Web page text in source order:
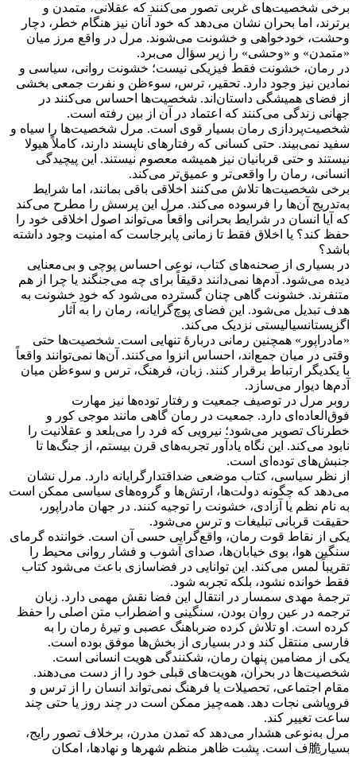
برخی شخصیت‌های غربی تصور می‌کنند که عقلانی، متمدن و
برترند، اما بحران نشان می‌دهد که خود آنان نیز هنگام خطر، دچار
وحشت، خودخواهی و خشونت می‌شوند. مرل در واقع مرز میان
«متمدن» و «وحشی» را زیر سؤال می‌برد.
در رمان، خشونت فقط فیزیکی نیست؛ خشونت روانی، سیاسی و
نمادین نیز وجود دارد. تحقیر، ترس، سوءظن و نفرت جمعی بخشی
از فضای همیشگی داستان‌اند. شخصیت‌ها احساس می‌کنند در
جهانی زندگی می‌کنند که اعتماد در آن از بین رفته است.
شخصیت‌پردازی رمان بسیار قوی است. مرل شخصیت‌ها را سیاه و
سفید نمی‌بیند. حتی کسانی که رفتارهای ناپسند دارند، کاملاً هیولا
نیستند و حتی قربانیان نیز همیشه معصوم نیستند. این پیچیدگی
انسانی، رمان را واقعی‌تر و عمیق‌تر می‌کند.
برخی شخصیت‌ها تلاش می‌کنند اخلاقی باقی بمانند، اما شرایط
به‌تدریج آن‌ها را فرسوده می‌کند. مرل این پرسش را مطرح می‌کند
که آیا انسان در شرایط بحرانی واقعاً می‌تواند اصول اخلاقی خود را
حفظ کند؟ یا اخلاق فقط تا زمانی پابرجاست که امنیت وجود داشته
باشد؟
در بسیاری از صحنه‌های کتاب، نوعی احساس پوچی و بی‌معنایی
دیده می‌شود. آدم‌ها نمی‌دانند دقیقاً برای چه می‌جنگند یا چرا از هم
متنفرند. خشونت گاهی چنان گسترده می‌شود که خودِ خشونت به
هدف تبدیل می‌شود. این فضای پوچ‌گرایانه، رمان را به آثار
اگزیستانسیالیستی نزدیک می‌کند.
«مادراپور» همچنین رمانی دربارهٔ تنهایی است. شخصیت‌ها حتی
وقتی در میان جمع‌اند، احساس انزوا می‌کنند. آن‌ها نمی‌توانند واقعاً
با یکدیگر ارتباط برقرار کنند. زبان، فرهنگ، ترس و سوءظن میان
آدم‌ها دیوار می‌سازد.
روبر مرل در توصیف جمعیت و رفتار توده‌ها نیز مهارت
فوق‌العاده‌ای دارد. جمعیت در رمان گاهی مانند موجی کور و
خطرناک تصویر می‌شود؛ نیرویی که فرد را می‌بلعد و عقلانیت را
نابود می‌کند. این نگاه یادآور تجربه‌های قرن بیستم، از جنگ‌ها تا
جنبش‌های توده‌ای است.
از نظر سیاسی، کتاب موضعی ضداقتدارگرایانه دارد. مرل نشان
می‌دهد که چگونه دولت‌ها، ارتش‌ها و گروه‌های سیاسی ممکن است
به نام نظم یا آزادی، خشونت را توجیه کنند. در جهان مادراپور،
حقیقت قربانی تبلیغات و ترس می‌شود.
یکی از نقاط قوت رمان، واقع‌گرایی حسی آن است. خواننده گرمای
سنگین هوا، بوی خیابان‌ها، صدای آشوب و فشار روانی محیط را
تقریباً لمس می‌کند. این توانایی در فضاسازی باعث می‌شود کتاب
فقط خوانده نشود، بلکه تجربه شود.
ترجمهٔ مهدی سمسار در انتقال این فضا نقش مهمی دارد. زبان
ترجمه در عین روان بودن، سنگینی و اضطراب متن اصلی را حفظ
کرده است. او تلاش کرده ضرباهنگ عصبی و تیرهٔ رمان را به
فارسی منتقل کند و در بسیاری از بخش‌ها موفق بوده است.
یکی از مضامین پنهان رمان، شکنندگی هویت انسانی است.
شخصیت‌ها در بحران، هویت‌های قبلی خود را از دست می‌دهند.
مقام اجتماعی، تحصیلات یا فرهنگ نمی‌تواند انسان را از ترس و
فروپاشی نجات دهد. همه‌چیز ممکن است در چند روز یا حتی چند
ساعت تغییر کند.
مرل به‌نوعی هشدار می‌دهد که تمدن مدرن، برخلاف تصور رایج،
بسیار脆ف است. پشت ظاهر منظم شهرها و نهادها، امکان